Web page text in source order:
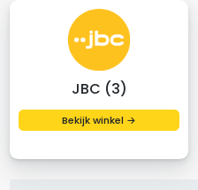
JBC (3)
Bekijk winkel →